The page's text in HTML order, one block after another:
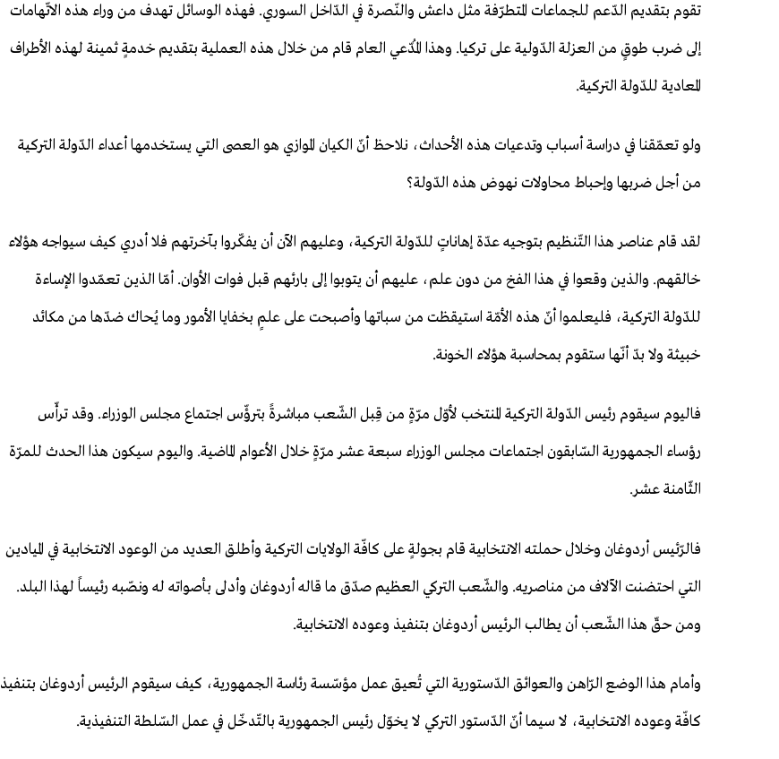
تقوم بتقديم الدّعم للجماعات المتطرّفة مثل داعش والنّصرة في الدّاخل السوري. فهذه الوسائل تهدف من وراء هذه الاتّهامات
إلى ضرب طوقٍ من العزلة الدّولية على تركيا. وهذا المُدّعي العام قام من خلال هذه العملية بتقديم خدمةٍ ثمينة لهذه الأطراف
المعادية للدّولة التركية.
ولو تعمّقنا في دراسة أسباب وتدعيات هذه الأحداث، نلاحظ أنّ الكيان الموازي هو العصى التي يستخدمها أعداء الدّولة التركية
من أجل ضربها وإحباط محاولات نهوض هذه الدّولة؟
لقد قام عناصر هذا التّنظيم بتوجيه عدّة إهاناتٍ للدّولة التركية، وعليهم الآن أن يفكّروا بآخرتهم فلا أدري كيف سيواجه هؤلاء
خالقهم. والذين وقعوا في هذا الفخ من دون علم، عليهم أن يتوبوا إلى بارئهم قبل فوات الأوان. أمّا الذين تعمّدوا الإساءة
للدّولة التركية، فليعلموا أنّ هذه الأمّة استيقظت من سباتها وأصبحت على علمٍ بخفايا الأمور وما يُحاك ضدّها من مكائد
خبيثة ولا بدّ أنّها ستقوم بمحاسبة هؤلاء الخونة.
فاليوم سيقوم رئيس الدّولة التركية المنتخب لأوّل مرّةٍ من قِبل الشّعب مباشرةً بترؤّس اجتماع مجلس الوزراء. وقد ترأّس
رؤساء الجمهورية السّابقون اجتماعات مجلس الوزراء سبعة عشر مرّةٍ خلال الأعوام الماضية. واليوم سيكون هذا الحدث للمرّة
الثّامنة عشر.
فالرّئيس أردوغان وخلال حملته الانتخابية قام بجولةٍ على كافّة الولايات التركية وأطلق العديد من الوعود الانتخابية في الميادين
التي احتضنت الآلاف من مناصريه. والشّعب التركي العظيم صدّق ما قاله أردوغان وأدلى بأصواته له ونصّبه رئيساً لهذا البلد.
ومن حقّ هذا الشّعب أن يطالب الرئيس أردوغان بتنفيذ وعوده الانتخابية.
وأمام هذا الوضع الرّاهن والعوائق الدّستورية التي تُعيق عمل مؤسّسة رئاسة الجمهورية، كيف سيقوم الرئيس أردوغان بتنفيذ
كافّة وعوده الانتخابية، لا سيما أنّ الدّستور التركي لا يخوّل رئيس الجمهورية بالتّدخّل في عمل السّلطة التنفيذية.